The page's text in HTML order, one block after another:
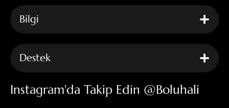
Bilgi
Destek
Instagram'da Takip Edin @boluhali